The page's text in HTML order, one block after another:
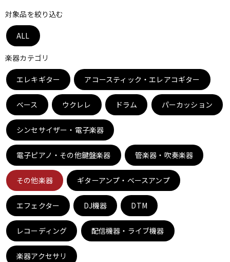
ドラム パーカッション
キーボード 電子ピアノ
管楽器 その他楽器
アンプ エフェクター
DJ機器 DTM
DTM オンライン納品
対象品を絞り込む
ALL
楽器カテゴリ
エレキギター アコースティック・エレアコギター
ベース ウクレレ ドラム パーカッション
シンセサイザー・電子楽器
電子ピアノ・その他鍵盤楽器 管楽器・吹奏楽器
その他楽器 ギターアンプ・ベースアンプ
エフェクター DJ機器 DTM
レコーディング 配信機器・ライブ機器
楽器アクセサリ